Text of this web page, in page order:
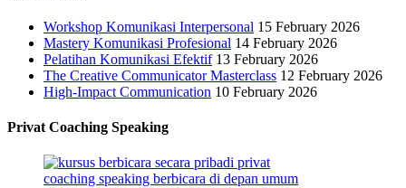
Workshop Komunikasi Interpersonal 15 February 2026
Mastery Komunikasi Profesional 14 February 2026
Pelatihan Komunikasi Efektif 13 February 2026
The Creative Communicator Masterclass 12 February 2026
High-Impact Communication 10 February 2026
Privat Coaching Speaking